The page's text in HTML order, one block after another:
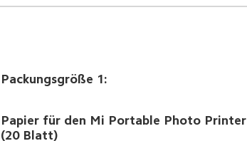
Packungsgröße 1:
Papier für den Mi Portable Photo Printer
(20 Blatt)